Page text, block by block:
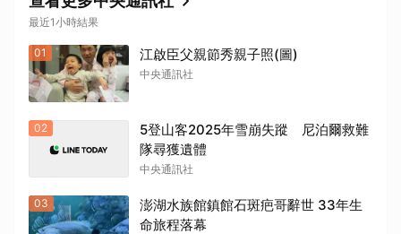
最近1小時結果
01 江啟臣父親節秀親子照(圖)
中央通訊社
02
5登山客2025年雪崩失蹤 尼泊爾救難
隊尋獲遺體
中央通訊社
03
澎湖水族館鎮館石斑疤哥辭世 33年生
命旅程落幕
取消